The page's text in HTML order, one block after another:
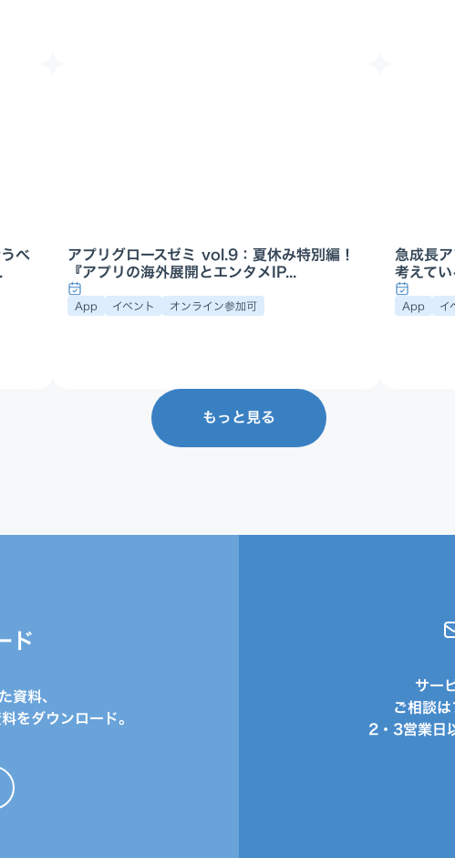
べ アプリグロースゼミ vol.9：夏休み特別編！
『アプリの海外展開とエンタメIP...
App イベント オンライン参加可
急成長
考えて
App イ
もっと見る
ド
資料、
をダウンロード。
サー
ご相談
2・3営業日